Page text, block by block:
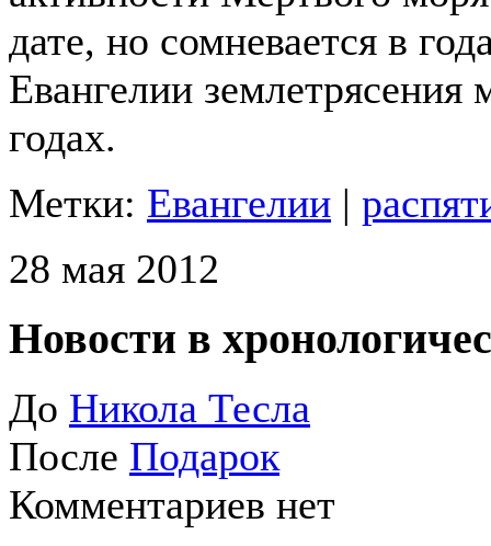
дате, но сомневается в
Евангелии землетрясения
годах.
Метки: Евангелии |
28 мая 2012
Новости в
До Никола Тесла
После Подарок
Комментариев нет